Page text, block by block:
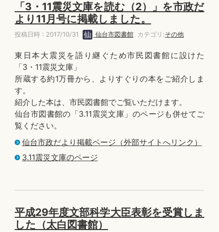
「3・11震災文庫を読む（2）」を市政だ
より11月号に掲載しました。
投稿日時 : 2017/10/31 仙台市図書館 カテゴリ:その他
東日本大震災を語り継ぐため市民図書館に設けた
「3・11震災文庫」
所蔵する約1万冊から、よりすぐりの本をご紹介しま
す。
紹介した本は、市民図書館でご覧いただけます。
仙台市図書館の「3.11震災文庫」のページも併せてご
覧ください。
仙台市政だより掲載ページ（外部サイトへリンク）
3.11震災文庫のページ
平成29年度文部科学大臣表彰を受賞しま
した（太白図書館）